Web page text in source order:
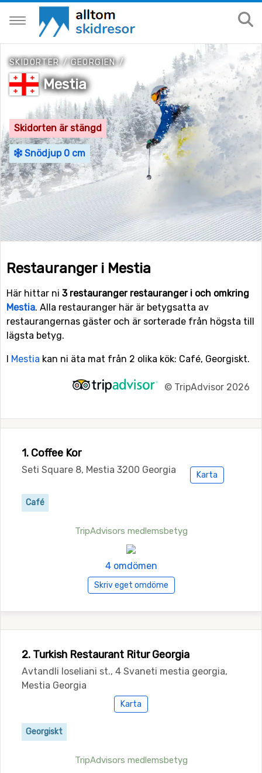
SKIDORTER /GEORGIEN/
Mestia
Skidorten är stängd
Snödjup 0 cm
Restauranger i Mestia
Här hittar ni 3 restauranger restauranger i och omkring
Mestia. Alla restauranger här är betygsatta av
restaurangernas gäster och är sorterade från högsta till
lägsta betyg.
I Mestia kan ni äta mat från 2 olika kök: Café, Georgiskt.
© TripAdvisor 2026
1. Coffee Kor
Seti Square 8, Mestia 3200 Georgia Karta
Café
TripAdvisors medlemsbetyg
4 omdömen
Skriv eget omdöme
2. Turkish Restaurant Ritur Georgia
AvtandIi loseliani st., 4 Svaneti mestia georgia,
Mestia Georgia
Karta
Georgiskt
TripAdvisors medlemsbetyg